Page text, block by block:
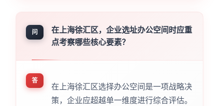
问
在上海徐汇区，企业选址办公空间时应重
点考察哪些核心要素？
答
在上海徐汇区选择办公空间是一项战略决
策，企业应超越单一维度进行综合评估。